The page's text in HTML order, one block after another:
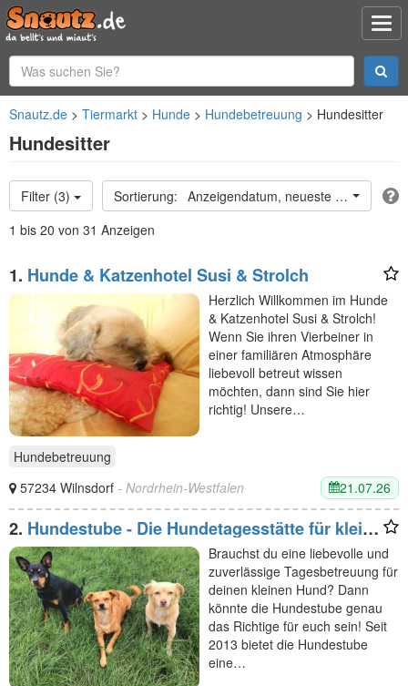
Snautz.de Tiermarkt Hunde Hundebetreuung Hundesitter
Hundesitter
Filter (3)
Anzeigendatum, neueste oben
1 bis 20 von 31 Anzeigen
1. Hunde & Katzenhotel Susi & Strolch
Herzlich Willkommen im Hunde
& Katzenhotel Susi & Strolch!
Wenn Sie ihren Vierbeiner in
einer familiären Atmosphäre
liebevoll betreut wissen
möchten, dann sind Sie hier
richtig! Unsere…
Hundebetreuung
57234 Wilnsdorf - Nordrhein-Westfalen 21.07.26
2. Hundestube - Die Hundetagesstätte für kleine
Hunde
Brauchst du eine liebevolle und
zuverlässige Tagesbetreuung für
deinen kleinen Hund? Dann
könnte die Hundestube genau
das Richtige für euch sein! Seit
2013 bietet die Hundestube
eine…